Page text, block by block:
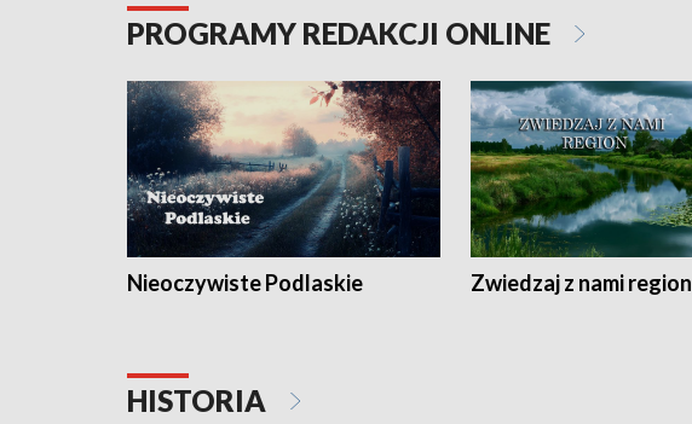
PROGRAMY REDAKCJI ONLINE
Nieoczywiste Podlaskie Zwiedzaj z nami region
HISTORIA